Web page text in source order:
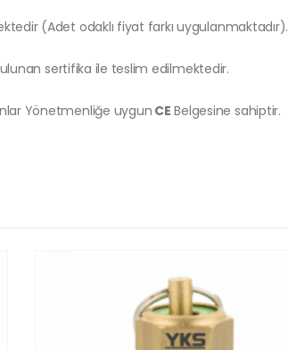
(Adet odaklı fiyat farkı uygulanmaktadır).
sertifika ile teslim edilmektedir.
Yönetmenliğe uygun CE Belgesine sahiptir.